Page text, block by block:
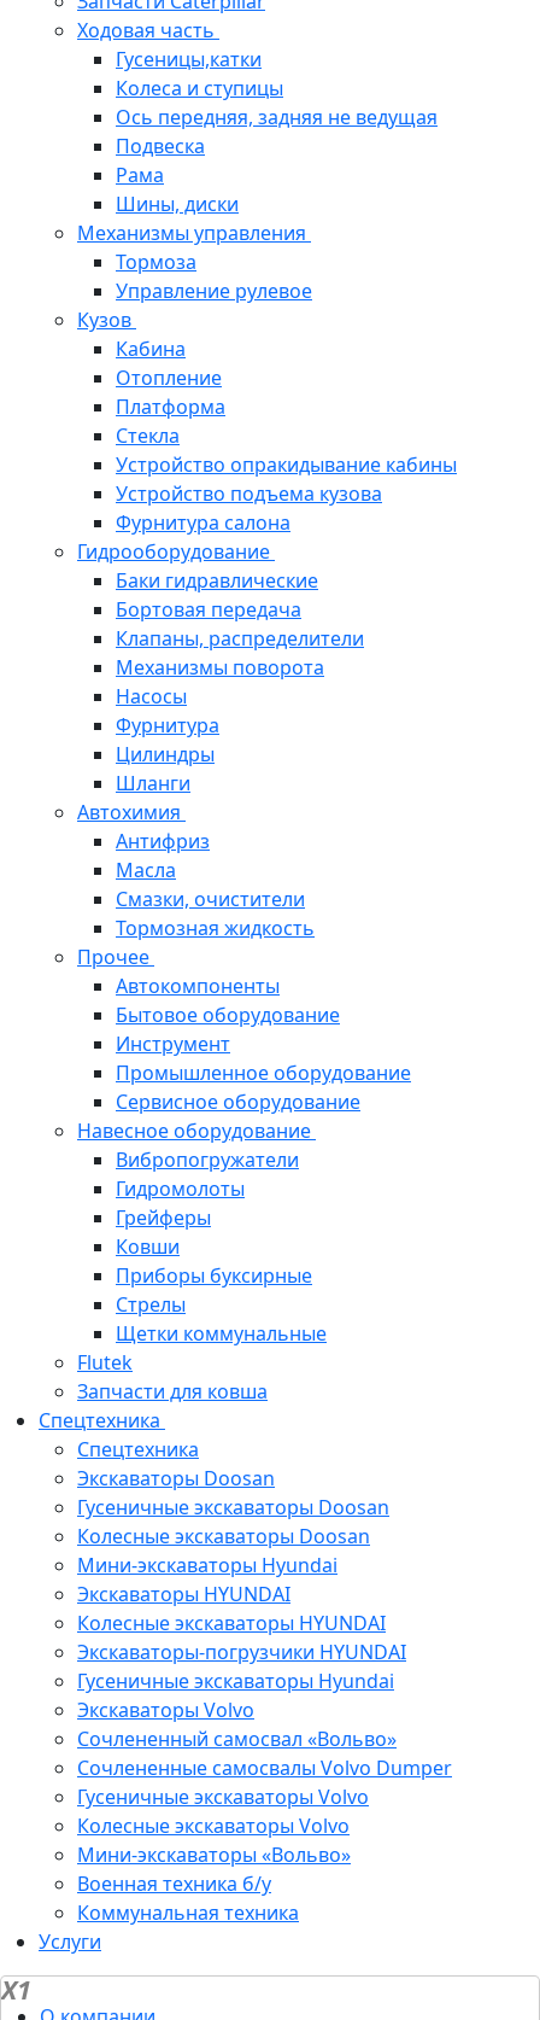
Ходовая часть
Гусеницы,катки
Колеса и ступицы
Ось передняя, задняя не ведущая
Подвеска
Рама
Шины, диски
Механизмы управления
Тормоза
Управление рулевое
Кузов
Кабина
Отопление
Платформа
Стекла
Устройство опракидывание кабины
Устройство подъема кузова
Фурнитура салона
Гидрооборудование
Баки гидравлические
Бортовая передача
Клапаны, распределители
Механизмы поворота
Насосы
Фурнитура
Цилиндры
Шланги
Автохимия
Антифриз
Масла
Смазки, очистители
Тормозная жидкость
Прочее
Автокомпоненты
Бытовое оборудование
Инструмент
Промышленное оборудование
Сервисное оборудование
Навесное оборудование
Вибропогружатели
Гидромолоты
Грейферы
Ковши
Приборы буксирные
Стрелы
Щетки коммунальные
Flutek
Запчасти для ковша
Спецтехника
Спецтехника
Экскаваторы Doosan
Гусеничные экскаваторы Doosan
Колесные экскаваторы Doosan
Мини-экскаваторы Hyundai
Экскаваторы HYUNDAI
Колесные экскаваторы HYUNDAI
Экскаваторы-погрузчики HYUNDAI
Гусеничные экскаваторы Hyundai
Экскаваторы Volvo
Сочлененный самосвал «Вольво»
Сочлененные самосвалы Volvo Dumper
Гусеничные экскаваторы Volvo
Колесные экскаваторы Volvo
Мини-экскаваторы «Вольво»
Военная техника б/у
Коммунальная техника
Услуги
X1